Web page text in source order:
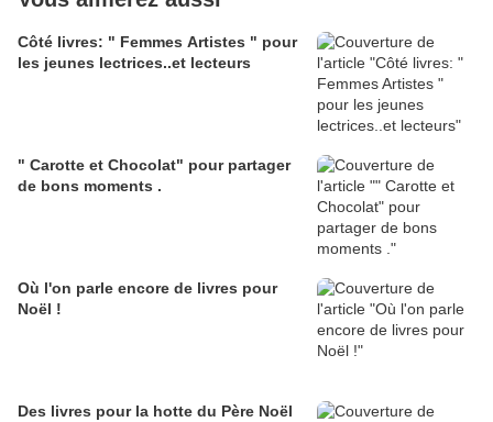
Côté livres: " Femmes Artistes " pour
les jeunes lectrices..et lecteurs
" Carotte et Chocolat" pour partager
de bons moments .
Où l'on parle encore de livres pour
Noël !
Des livres pour la hotte du Père Noël